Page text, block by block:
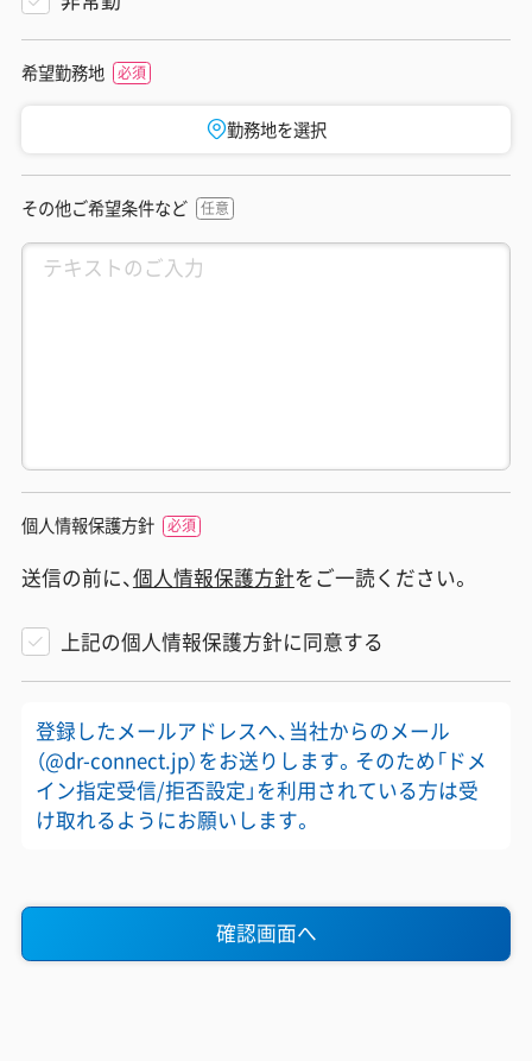
希望勤務地
勤務地を選択
その他ご希望条件など
個人情報保護方針
送信の前に、個人情報保護方針をご一読ください。
上記の個人情報保護方針に同意する
登録したメールアドレスへ、当社からのメール
（@dr-connect.jp）をお送りします。そのため「ドメ
イン指定受信/拒否設定」を利用されている方は受
け取れるようにお願いします。
確認画面へ